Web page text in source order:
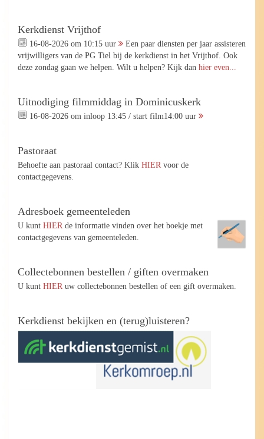
Kerkdienst Vrijthof
16-08-2026 om 10:15 uur
Een paar diensten per jaar assisteren
vrijwilligers van de PG Tiel bij de kerkdienst in het Vrijthof. Ook
deze zondag gaan we helpen. Wilt u helpen? Kijk dan hier even...
Uitnodiging filmmiddag in Dominicuskerk
16-08-2026 om inloop 13:45 / start film14:00 uur
Pastoraat
Behoefte aan pastoraal contact? Klik HIER voor de
contactgegevens.
Adresboek gemeenteleden
U kunt HIER de informatie vinden over het boekje met
contactgegevens van gemeenteleden.
Collectebonnen bestellen / giften overmaken
U kunt HIER uw collectebonnen bestellen of een gift overmaken.
Kerkdienst bekijken en (terug)luisteren?